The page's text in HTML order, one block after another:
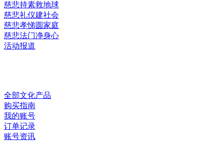
慈悲持素救地球
慈悲礼仪建社会
慈悲孝悌圆家庭
慈悲法门净身心
活动报道
全部文化产品
购买指南
我的账号
订单记录
账号资讯